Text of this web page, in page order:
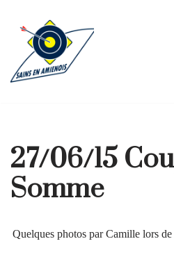
Aller
contenu
27/06/15
Somme
Quelques photos par Camille lors